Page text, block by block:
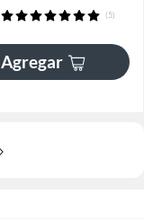
(5)
Agregar